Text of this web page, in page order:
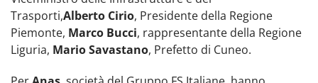
Trasporti,Alberto Cirio, Presidente della Regione
Piemonte, Marco Bucci, rappresentante della Regione
Liguria, Mario Savastano, Prefetto di Cuneo.